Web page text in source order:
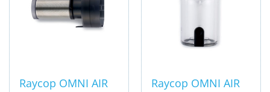
Raycop OMNI AIR
Raycop OMNI AIR